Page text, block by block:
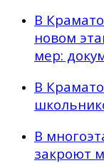
В
новом
мер:
В
В
закроют